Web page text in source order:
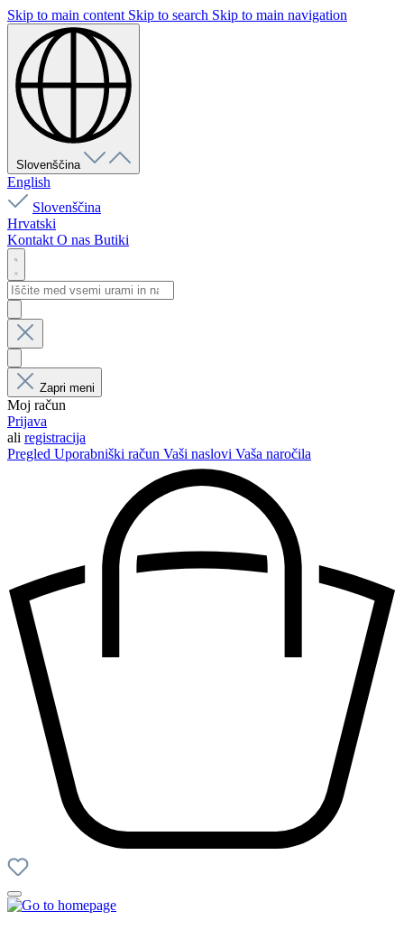
Skip to main content Skip to search Skip to main navigation
Slovenščina
English
Slovenščina
Hrvatski
Kontakt O nas Butiki
Zapri meni
Moj račun
Prijava
ali registracija
Pregled Uporabniški račun Vaši naslovi Vaša naročila